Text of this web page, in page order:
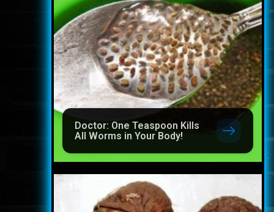
Doctor: One Teaspoon Kills
All Worms in Your Body!